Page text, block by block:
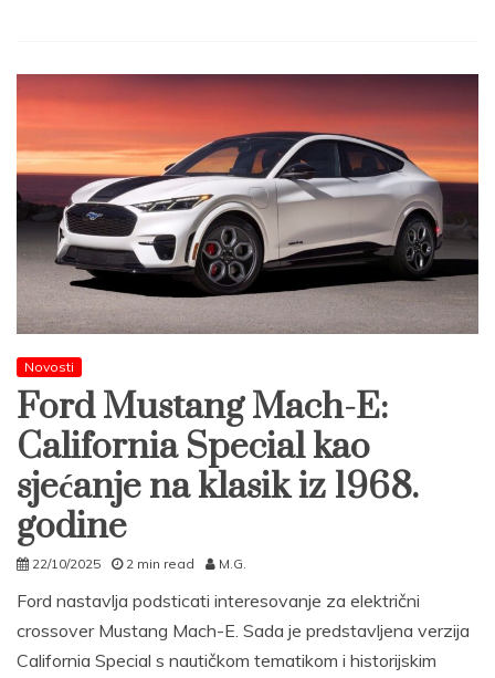
Novosti
Ford Mustang Mach-E:
California Special kao
sjećanje na klasik iz 1968.
godine
22/10/2025 2 min read M.G.
Ford nastavlja podsticati interesovanje za električni
crossover Mustang Mach-E. Sada je predstavljena verzija
California Special s nautičkom tematikom i historijskim